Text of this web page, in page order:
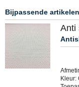
Bijpassende artikelen
Anti
Kleur: